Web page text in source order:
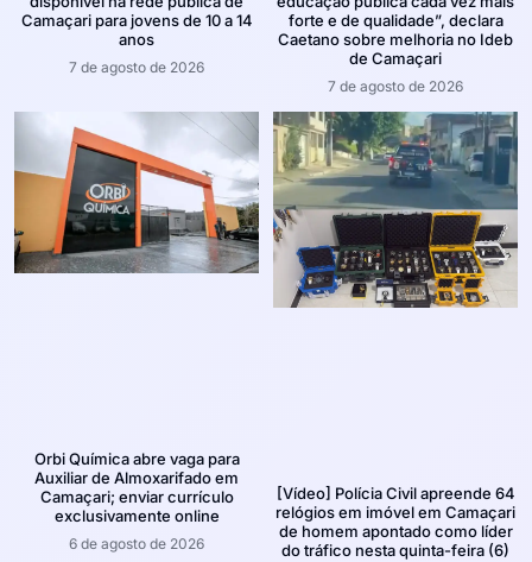
Camaçari para jovens de 10 a 14
anos
7 de agosto de 2026
forte e de qualidade”, declara
Caetano sobre melhoria no Ideb
de Camaçari
7 de agosto de 2026
Orbi Química abre vaga para
Auxiliar de Almoxarifado em
Camaçari; enviar currículo
exclusivamente online
6 de agosto de 2026
[Vídeo] Polícia Civil apreende 64
relógios em imóvel em Camaçari
de homem apontado como líder
do tráfico nesta quinta-feira (6)